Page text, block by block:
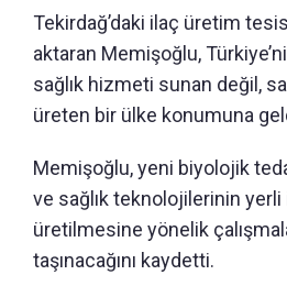
Tekirdağ’daki ilaç üretim
aktaran Memişoğlu,
sağlık hizmeti sunan değil,
üreten bir ülke konumuna
Memişoğlu, yeni biyolojik
ve sağlık teknolojilerinin
üretilmesine yönelik
taşınacağını kaydetti.